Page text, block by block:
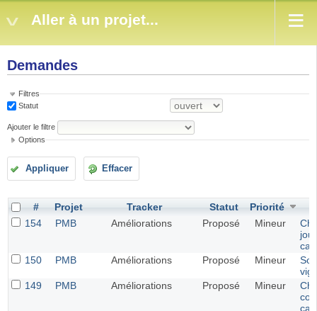
Aller à un projet...
Demandes
Filtres
Statut
Ajouter le filtre
Options
Appliquer Effacer
# Projet Tracker Statut
Priorité
154
PMB Améliorations Proposé Mineur
150
PMB Améliorations Proposé Mineur
149
PMB Améliorations Proposé Mineur